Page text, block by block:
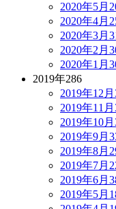
2020年5月
2020年4月
2020年3月
2020年2月
2020年1月
2019年286
2019年12月
2019年11月
2019年10月
2019年9月
2019年8月
2019年7月
2019年6月
2019年5月